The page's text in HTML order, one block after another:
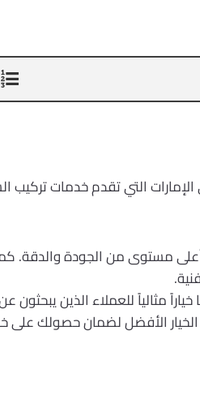
التي تقدم خدمات تركيب
مستوى من الجودة والدقة.
خياراً مثالياً للعملاء الذين
الأفضل لضمان حصولك